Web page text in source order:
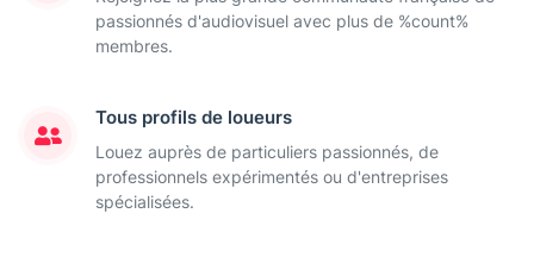
passionnés d'audiovisuel avec plus de %count%
membres.
Tous profils de loueurs
Louez auprès de particuliers passionnés, de
professionnels expérimentés ou d'entreprises
spécialisées.